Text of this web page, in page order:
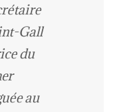
Gall
du
au